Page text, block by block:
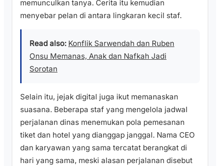
memunculkan tanya. Cerita itu kemudian
menyebar pelan di antara lingkaran kecil staf.
Read also: Konflik Sarwendah dan Ruben
Onsu Memanas, Anak dan Nafkah Jadi
Sorotan
Selain itu, jejak digital juga ikut memanaskan
suasana. Beberapa staf yang mengelola jadwal
perjalanan dinas menemukan pola pemesanan
tiket dan hotel yang dianggap janggal. Nama CEO
dan karyawan yang sama tercatat berangkat di
hari yang sama, meski alasan perjalanan disebut